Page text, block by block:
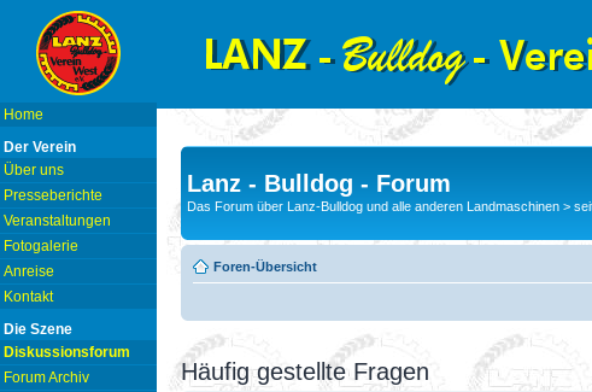
Home
Der Verein
Über uns
Presseberichte
Veranstaltungen
Fotogalerie
Anreise
Kontakt
Die Szene
Diskussionsforum
Forum Archiv
Lanz - Bulldog - Forum
Das Forum über Lanz-Bulldog und alle anderen Landmaschinen >
Foren-Übersicht
Häufig gestellte Fragen